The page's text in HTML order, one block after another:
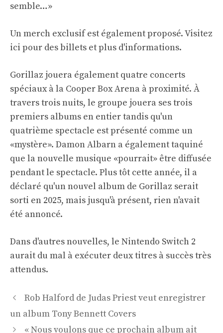
semble…»
Un merch exclusif est également proposé.Visitez
ici pour des billets et plus d'informations.
Gorillaz jouera également quatre concerts
spéciaux à la Cooper Box Arena à proximité. À
travers trois nuits, le groupe jouera ses trois
premiers albums en entier tandis qu'un
quatrième spectacle est présenté comme un
«mystère». Damon Albarn a également taquiné
que la nouvelle musique «pourrait» être diffusée
pendant le spectacle. Plus tôt cette année, il a
déclaré qu'un nouvel album de Gorillaz serait
sorti en 2025, mais jusqu'à présent, rien n'avait
été annoncé.
Dans d'autres nouvelles, le Nintendo Switch 2
aurait du mal à exécuter deux titres à succès très
attendus.
Navigation
des
Rob Halford de Judas Priest veut enregistrer
un album Tony Bennett Covers
« Nous voulons que ce prochain album ait